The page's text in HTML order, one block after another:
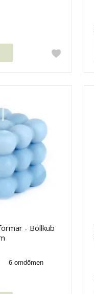
- Bollkub